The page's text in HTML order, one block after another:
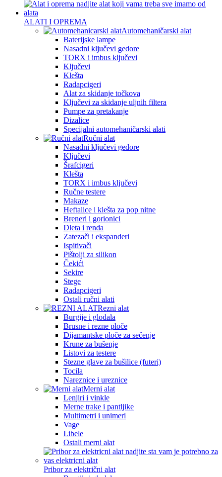
ALATI I OPREMA
Automehaničarski alat
Baterijske lampe
Nasadni ključevi gedore
TORX i imbus ključevi
Ključevi
Klešta
Radapcigeri
Alat za skidanje točkova
Ključevi za skidanje uljnih filtera
Pumpe za pretakanje
Dizalice
Specijalni automehaničarski alati
Ručni alat
Nasadni ključevi gedore
Ključevi
Šrafcigeri
Klešta
TORX i imbus ključevi
Ručne testere
Makaze
Heftalice i klešta za pop nitne
Breneri i gorionici
Dleta i renda
Zatezači i ekspanderi
Ispitivači
Pištolji za silikon
Čekići
Sekire
Stege
Radapcigeri
Ostali ručni alati
Rezni alat
Burgije i glodala
Brusne i rezne ploče
Dijamantske ploče za sečenje
Krune za bušenje
Listovi za testere
Stezne glave za bušilice (futeri)
Tocila
Nareznice i ureznice
Merni alat
Lenjiri i vinkle
Merne trake i pantljike
Multimetri i unimeri
Vage
Libele
Ostali merni alat
Pribor za električni alat